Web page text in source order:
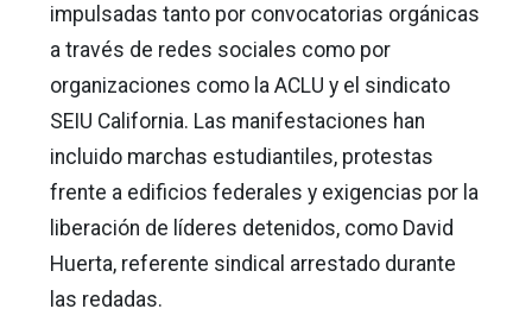
impulsadas tanto por convocatorias orgánicas
a través de redes sociales como por
organizaciones como la ACLU y el sindicato
SEIU California. Las manifestaciones han
incluido marchas estudiantiles, protestas
frente a edificios federales y exigencias por la
liberación de líderes detenidos, como David
Huerta, referente sindical arrestado durante
las redadas.